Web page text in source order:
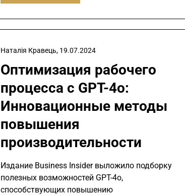
Оптимизация рабочего
процесса с GPT-4o:
Инновационные методы
повышения
производительности
Наталія Кравець, 19.07.2024
Издание Business Insider выложило подборку
полезных возможностей GPT-4o,
способствующих повышению